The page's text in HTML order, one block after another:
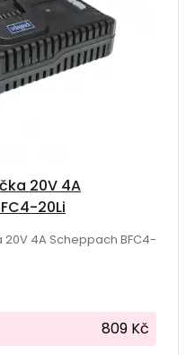
20V 4A
20Li
4A Scheppach BFC4-
809 Kč